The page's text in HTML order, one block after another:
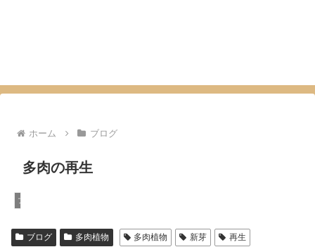
ホーム ブログ
多肉の再生
ブログ
ブログ 多肉植物 多肉植物 新芽 再生